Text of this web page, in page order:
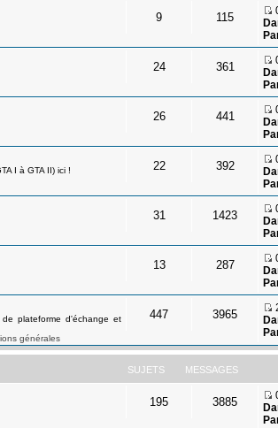
9 115
24 361
26 441
I à GTA II) ici ! 22 392
31 1423
13 287
plateforme d'échange et
générales
447 3965
SUJETS MESSAGES
195 3885